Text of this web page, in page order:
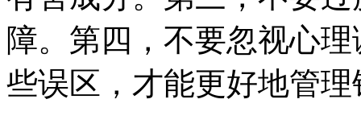
障。第四，不要忽视心
些误区，才能更好地管